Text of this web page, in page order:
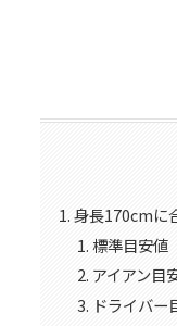
身長170cmに
標準目安値
アイアン目
ドライバー